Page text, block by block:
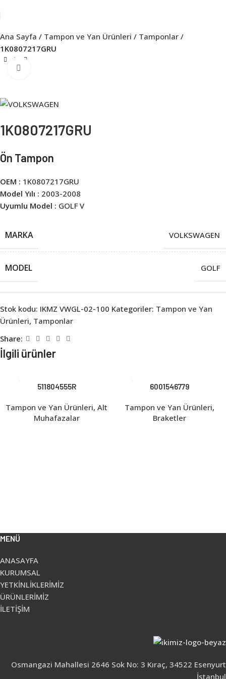
Ana Sayfa Tampon ve Yan Ürünleri
Tamponlar
1K0807217GRU
1K0807217GRU
Ön Tampon
OEM : 1K0807217GRU
Model Yılı : 2003-2008
Uyumlu Model : GOLF V
MARKA VOLKSWAGEN
MODEL GOLF
Stok kodu: IKMZ VWGL-02-100 Kategoriler: Tampon ve Yan
Ürünleri, Tamponlar
Share:
İlgili ürünler
511804555R
Tampon ve Yan Ürünleri, Alt
Muhafazalar
6001546779
Tampon ve Yan Ürünleri,
Braketler
MENÜ
ANASAYFA
KURUMSAL
YETKİNLİKLERİMİZ
ÜRÜNLERİMİZ
İLETİŞİM
Osmangazi Mahallesi 2646 Sok No: 3 Kıraç, 34522 Esenyurt
İstanbul